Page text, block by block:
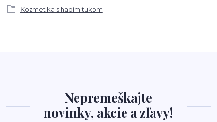
Kozmetika s hadím tukom
Nepremeškajte
novinky, akcie a zľavy!